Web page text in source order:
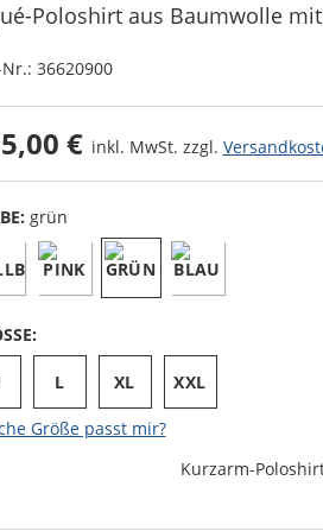
Poloshirt aus Baumwolle
36620900
€ inkl. MwSt. zzgl.
grün
L XL XXL
Größe passt mir?
Kurzarm-